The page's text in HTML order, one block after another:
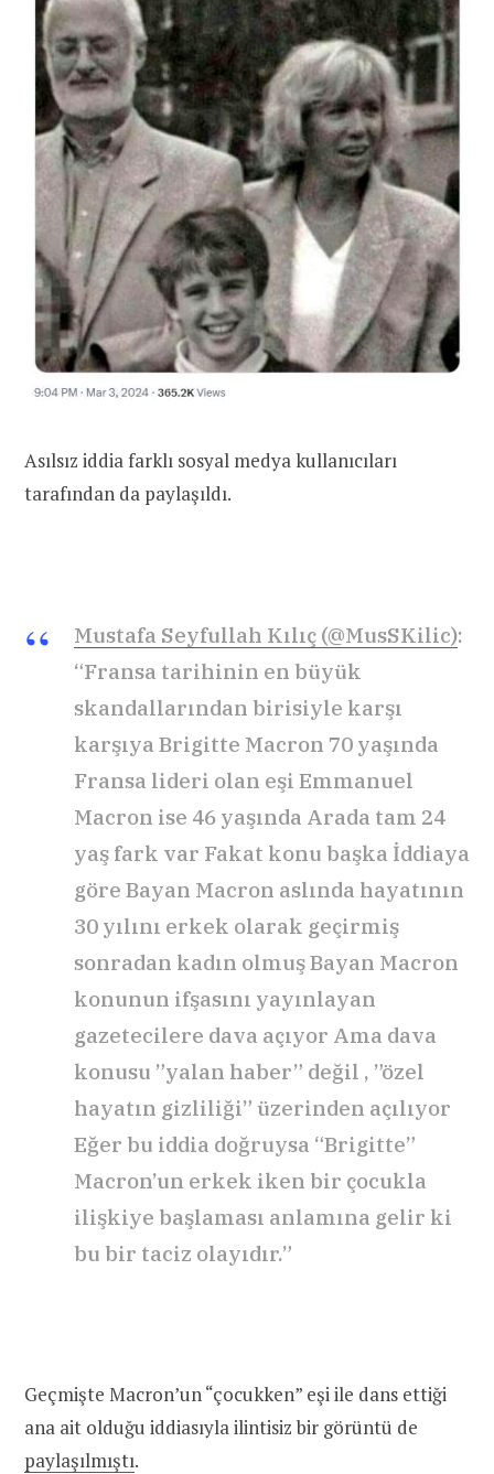
Asılsız iddia farklı sosyal medya kullanıcıları
tarafından da paylaşıldı.
Mustafa Seyfullah Kılıç (@MusSKilic):
“Fransa tarihinin en büyük
skandallarından birisiyle karşı
karşıya Brigitte Macron 70 yaşında
Fransa lideri olan eşi Emmanuel
Macron ise 46 yaşında Arada tam 24
yaş fark var Fakat konu başka İddiaya
göre Bayan Macron aslında hayatının
30 yılını erkek olarak geçirmiş
sonradan kadın olmuş Bayan Macron
konunun ifşasını yayınlayan
gazetecilere dava açıyor Ama dava
konusu ”yalan haber” değil , ”özel
hayatın gizliliği” üzerinden açılıyor
Eğer bu iddia doğruysa “Brigitte”
Macron’un erkek iken bir çocukla
ilişkiye başlaması anlamına gelir ki
bu bir taciz olayıdır.”
Geçmişte Macron’un “çocukken” eşi ile dans ettiği
ana ait olduğu iddiasıyla ilintisiz bir görüntü de
paylaşılmıştı.